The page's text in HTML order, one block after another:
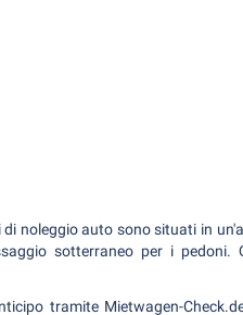
noleggio auto sono situati in
sotterraneo per i
tramite Mietwagen-